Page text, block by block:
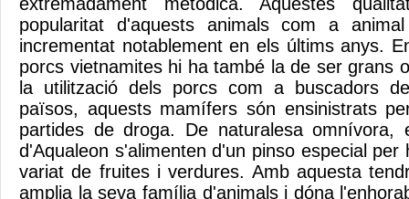
popularitat d'aquests animals com a
incrementat notablement en els últims anys.
porcs vietnamites hi ha també la de ser grans
la utilització dels porcs com a buscadors
països, aquests mamífers són ensinistrats
partides de droga. De naturalesa omnívora,
d'Aqualeon s'alimenten d'un pinso especial
variat de fruites i verdures. Amb aquesta
amplia la seva família d'animals i dóna